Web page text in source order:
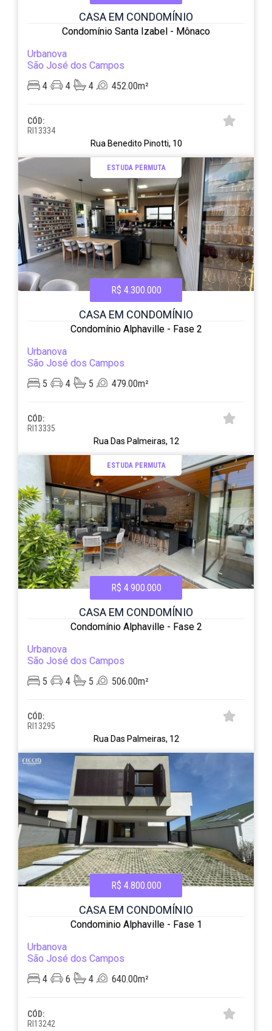
CASA EM CONDOMÍNIO
Condomínio Santa Izabel - Mônaco
Urbanova
São José dos Campos
4
4 4 452.00m²
CÓD:
RI13334
Rua Benedito Pinotti, 10
ESTUDA PERMUTA
R$ 4.300.000
CASA EM CONDOMÍNIO
Condomínio Alphaville - Fase 2
Urbanova
São José dos Campos
5
4 5 479.00m²
CÓD:
RI13335
Rua Das Palmeiras, 12
ESTUDA PERMUTA
R$ 4.900.000
CASA EM CONDOMÍNIO
Condomínio Alphaville - Fase 2
Urbanova
São José dos Campos
5
4 5 506.00m²
CÓD:
RI13295
Rua Das Palmeiras, 12
R$ 4.800.000
CASA EM CONDOMÍNIO
Condominio Alphaville - Fase 1
Urbanova
São José dos Campos
4
6 4 640.00m²
CÓD:
RI13242